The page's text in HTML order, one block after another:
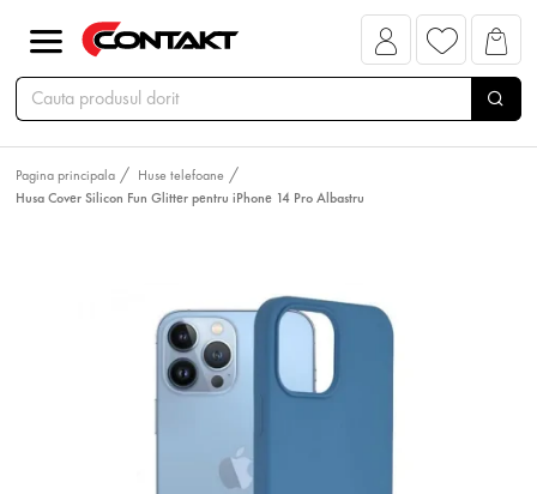
Pagina principala
Huse telefoane
Husa Cover Silicon Fun Glitter pentru iPhone 14 Pro Albastru